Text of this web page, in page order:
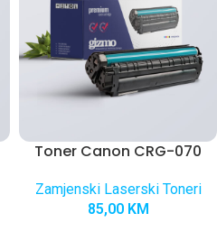
Toner Canon CRG-070
Zamjenski Laserski Toneri
85,00 KM